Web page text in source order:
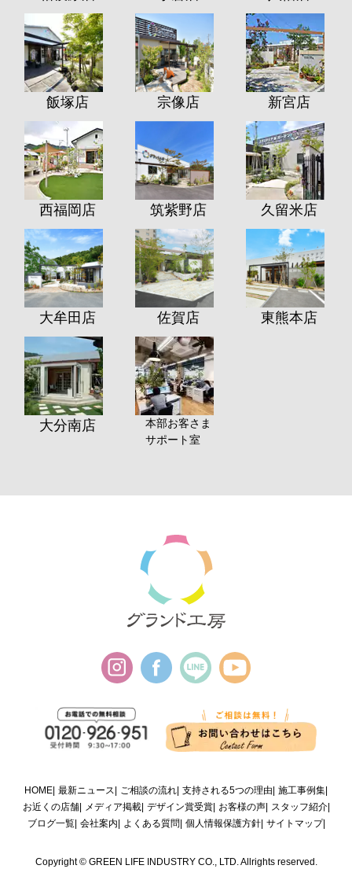
飯塚店 宗像店 新宮店
西福岡店 筑紫野店 久留米店
大牟田店 佐賀店 東熊本店
大分南店
本部お客さま
サポート室
HOME 最新ニュース ご相談の流れ 支持される5つの理由 施工事例集
お近くの店舗
メディア掲載 デザイン賞受賞 お客様の声
スタッフ紹介
ブログ一覧 会社案内 よくある質問 個人情報保護方針 サイトマップ
Copyright © GREEN LIFE INDUSTRY CO., LTD. Allrights reserved.